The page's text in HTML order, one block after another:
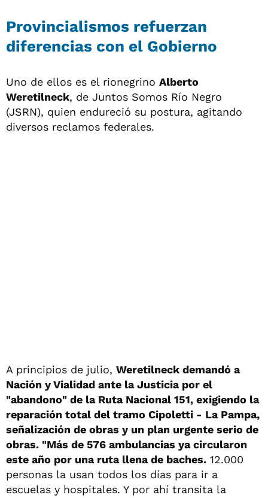
Provincialismos refuerzan
diferencias con el Gobierno
Uno de ellos es el rionegrino Alberto
Weretilneck, de Juntos Somos Río Negro
(JSRN), quien endureció su postura, agitando
diversos reclamos federales.
A principios de julio, Weretilneck demandó a
Nación y Vialidad ante la Justicia por el
"abandono" de la Ruta Nacional 151, exigiendo la
reparación total del tramo Cipoletti - La Pampa,
señalización de obras y un plan urgente serio de
obras. "Más de 576 ambulancias ya circularon
este año por una ruta llena de baches. 12.000
personas la usan todos los días para ir a
escuelas y hospitales. Y por ahí transita la